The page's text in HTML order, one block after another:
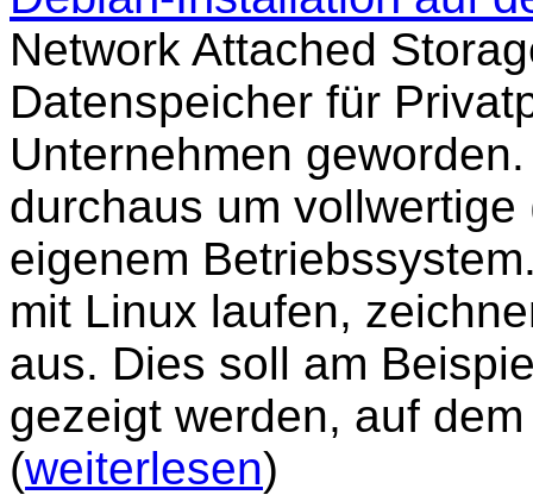
Network Attached
Datenspeicher für
Unternehmen
durchaus um
eigenem
mit Linux laufen,
aus. Dies soll am
gezeigt werden, auf
(weiterlesen)